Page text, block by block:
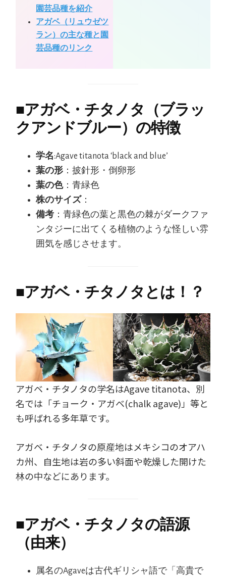
園芸品種を紹介
アガベ（リュウゼツ
ラン）の主な種と園
芸品種のリンク
■アガベ・チタノタ（ブラッ
クアンドブルー）の特徴
学名:Agave titanota ‘black and blue’
葉の形 ：披針形・倒卵形
葉の色：青緑色
株のサイズ ：
備考 ：青緑色の葉と黒色の棘がダークファ
ンタジーに出てくる植物のような怪しい雰
囲気を感じさせます。
■アガベ・チタノタとは！？
アガベ・チタノタの学名はAgave titanota、別
名では「チョーク・アガベ(chalk agave)」等と
も呼ばれる多年草です。
アガベ・チタノタの原産地はメキシコのオアハ
カ州、自生地は岩の多い斜面や乾燥した開けた
林の中などにあります。
■アガベ・チタノタの語源
（由来）
属名のAgaveは古代ギリシャ語で「高貴で